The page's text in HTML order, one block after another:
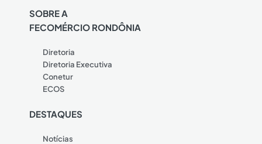
SOBRE A
FECOMÉRCIO RONDÔNIA
Diretoria
Diretoria Executiva
Conetur
ECOS
DESTAQUES
Notícias